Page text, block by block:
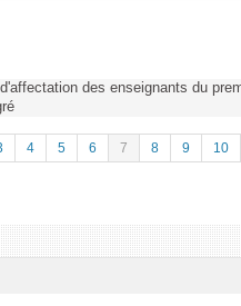
des enseignants du
4 5 6 7 8 9 10